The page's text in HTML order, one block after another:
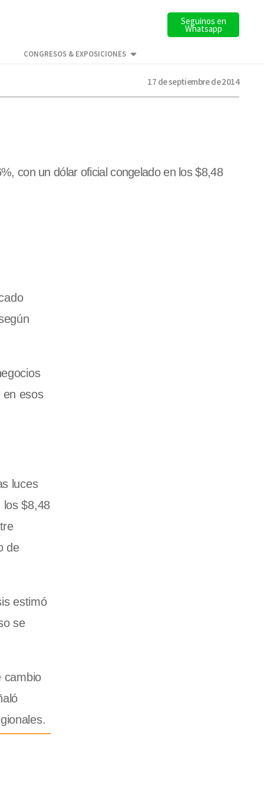
Seguinos en
Whatsapp
CONGRESOS & EXPOSICIONES
17 de septiembre de 2014
con un dólar oficial congelado en los $8,48
en esos
luces
los $8,48
de
estimó
se
cambio